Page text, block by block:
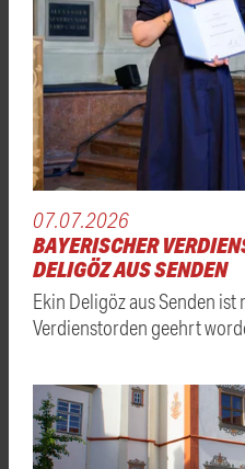
07.07.2026
BAYERISCHER
DELIGÖZ AUS SENDEN
Ekin Deligöz aus Senden ist
Verdienstorden geehrt